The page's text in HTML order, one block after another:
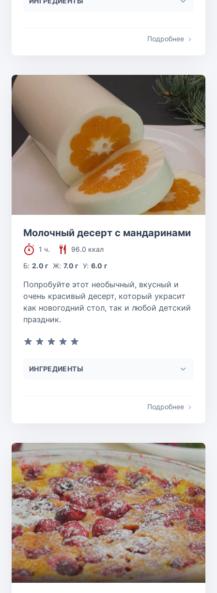
Подробнее
Молочный десерт с мандаринами
1 ч.
96.0 ккал
Б:2.0 г Ж: 7.0 г У: 6.0 г
Попробуйте этот необычный, вкусный и
очень красивый десерт, который украсит
как новогодний стол, так и любой детский
праздник.
ИНГРЕДИЕНТЫ
Подробнее